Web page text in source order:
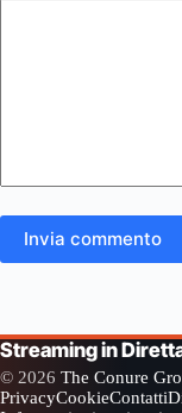
Invia commento
Streaming in
© 2026 The Conure
PrivacyCookieContatti